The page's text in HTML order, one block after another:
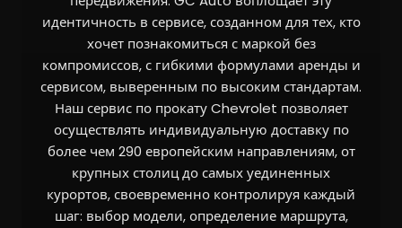
идентичность в сервисе, созданном для тех, кто
хочет познакомиться с маркой без
компромиссов, с гибкими формулами аренды и
сервисом, выверенным по высоким стандартам.
Наш сервис по прокату Chevrolet позволяет
осуществлять индивидуальную доставку по
более чем 290 европейским направлениям, от
крупных столиц до самых уединенных
курортов, своевременно контролируя каждый
шаг: выбор модели, определение маршрута,